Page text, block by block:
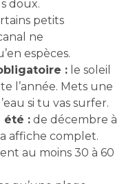
doux.
petits
ne
espèces.
: le soleil
l’année. Mets une
si tu vas surfer.
été : de décembre à
affiche complet.
au moins 30 à 60